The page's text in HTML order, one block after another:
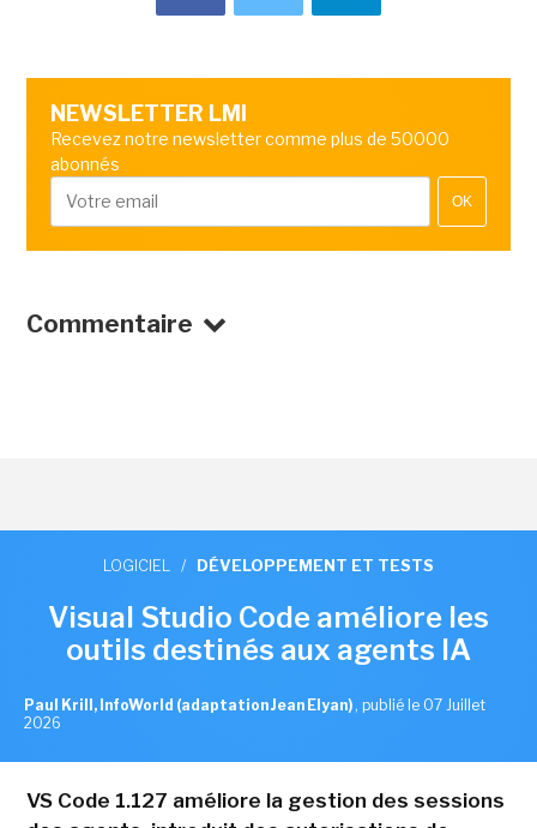
NEWSLETTER LMI
Recevez notre newsletter comme plus de 50000
abonnés
OK
Commentaire
LOGICIEL / DÉVELOPPEMENT ET TESTS
Visual Studio Code améliore les
outils destinés aux agents IA
Paul Krill, InfoWorld (adaptation Jean Elyan) , publié le 07 Juillet
2026
VS Code 1.127 améliore la gestion des sessions